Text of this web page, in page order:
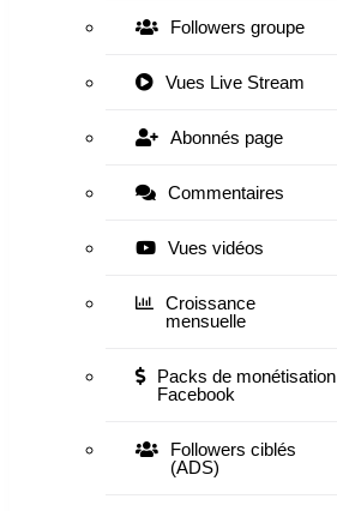
Followers groupe
Vues Live Stream
Abonnés page
Commentaires
Vues vidéos
Croissance
mensuelle
Packs de monétisation
Facebook
Followers ciblés
(ADS)